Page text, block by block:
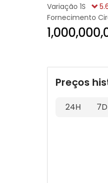
Variação 1S
Fornecimento
Preços
24H 7D